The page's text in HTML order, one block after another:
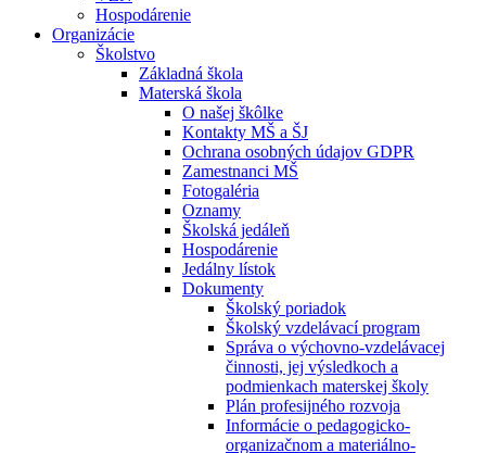
Hospodárenie
Organizácie
Školstvo
Základná škola
Materská škola
O našej škôlke
Kontakty MŠ a ŠJ
Ochrana osobných údajov GDPR
Zamestnanci MŠ
Fotogaléria
Oznamy
Školská jedáleň
Hospodárenie
Jedálny lístok
Dokumenty
Školský poriadok
Školský vzdelávací program
Správa o výchovno-vzdelávacej
činnosti, jej výsledkoch a
podmienkach materskej školy
Plán profesijného rozvoja
Informácie o pedagogicko-
organizačnom a materiálno-